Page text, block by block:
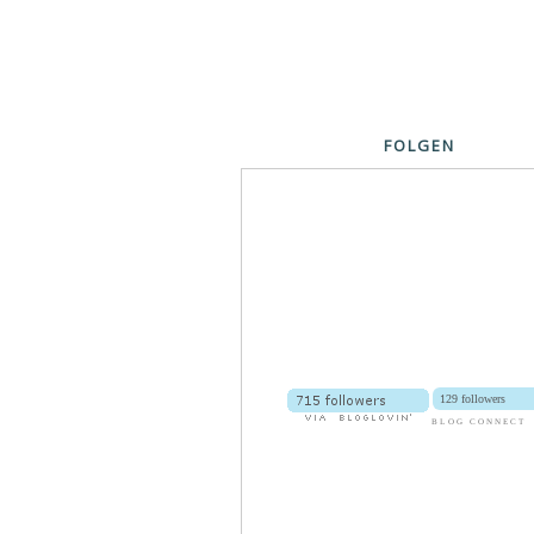
FOLGEN
129 followers
BLOG CONNECT